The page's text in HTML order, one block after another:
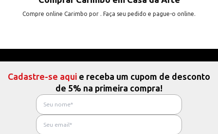
Compre online Carimbo por . Faça seu pedido e pague-o online.
Cadastre-se aqui e receba um cupom de desconto
de 5% na primeira compra!